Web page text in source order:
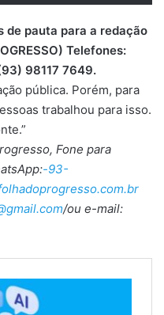
de pauta para a redação
Telefones:
98117 7649.
pública. Porém, para
trabalhou para isso.
Fone para
-93-
/ou e-mail: